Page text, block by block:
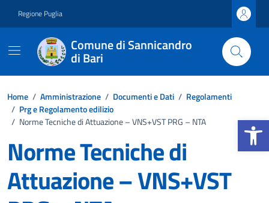
Regione Puglia
Comune di Sannicandro
di Bari
Home / Amministrazione / Documenti e Dati / Regolamenti
/ Prg e Regolamento edilizio
/ Norme Tecniche di Attuazione – VNS+VST PRG – NTA
Norme Tecniche di
Attuazione – VNS+VST
Apri la